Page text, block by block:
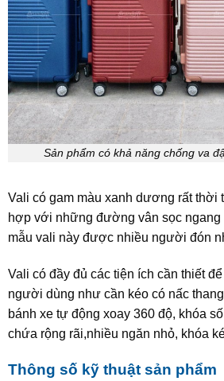
Sản phẩm có khả năng chống va
Vali có gam màu xanh dương rất thời
hợp với những đường vân sọc ngang
mẫu vali này được nhiều người đón
Vali có đầy đủ các tiện ích cần thiết
người dùng như cần kéo có nấc
bánh xe tự động xoay 360 độ, khóa
chứa rộng rãi,nhiều ngăn nhỏ, khóa
Thông số kỹ thuật sản phẩm